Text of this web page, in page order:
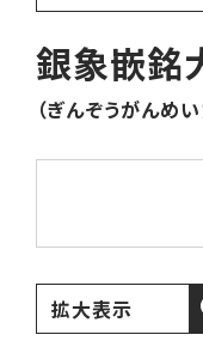
銀象嵌銘
（ぎんぞうがんめい
拡大表示